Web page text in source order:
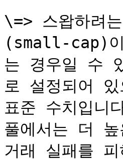
\=> 스왑하려
(small-cap)이
는 경우일 수
로 설정되어
표준 수치입니
풀에서는 더
거래 실패를